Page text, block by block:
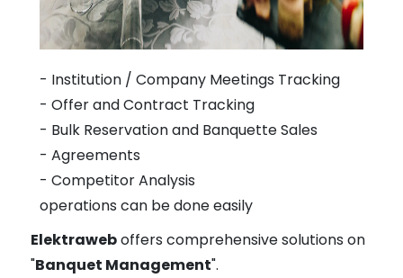
- Institution / Company Meetings Tracking
- Offer and Contract Tracking
- Bulk Reservation and Banquette Sales
- Agreements
- Competitor Analysis
operations can be done easily
Elektraweboffers comprehensive solutions on
"Banquet Management".